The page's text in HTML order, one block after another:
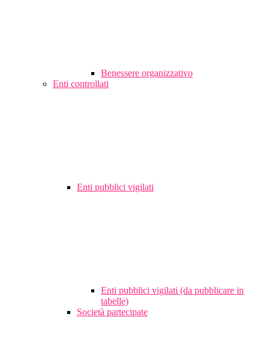
Benessere organizzativo
Enti controllati
Enti pubblici vigilati
Enti pubblici vigilati (da pubblicare in
tabelle)
Società partecipate